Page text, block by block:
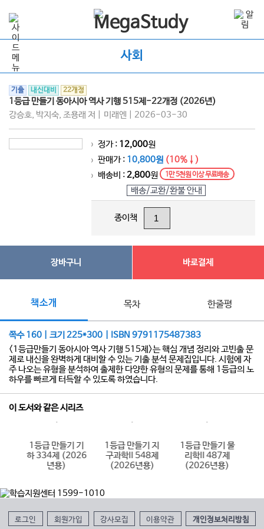
사회
기출 내신대비 22개정
1등급 만들기 동아시아 역사 기행 515제-22개정 (2026년)
강승호, 박지숙, 조용래 저 | 미래엔 | 2026-03-30
> 정가 : 12,000원
> 판매가 : 10,800원 (10%↓)
> 배송비 :2,800원 1만 5천원 이상 무료배송
배송/교환/환불 안내
종이책
장바구니 바로결제
책소개 목차 한줄평
쪽수 160 | 크기 225*300 | ISBN 9791175487383
<1등급만들기 동아시아 역사 기행 515제>는 핵심 개념 정리와 고빈출 문
제로 내신을 완벽하게 대비할 수 있는 기출 분석 문제집입니다. 시험에 자
주 나오는 유형을 분석하여 출제한 다양한 유형의 문제를 통해 1등급의 노
하우를 빠르게 터득할 수 있도록 하였습니다.
이 도서와 같은 시리즈
1등급 만들기 기
하 334제 (2026
년용)
1등급 만들기 지
구과학II 548제
(2026년용)
1등급 만들기 물
리학II 487제
(2026년용)
로그인 회원가입 강사모집 이용약관 개인정보처리방침